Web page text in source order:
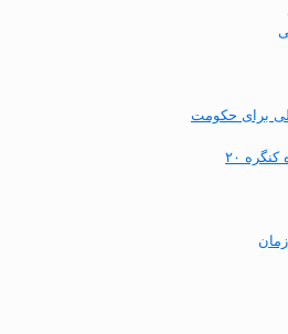
برای حکومت
۲۰